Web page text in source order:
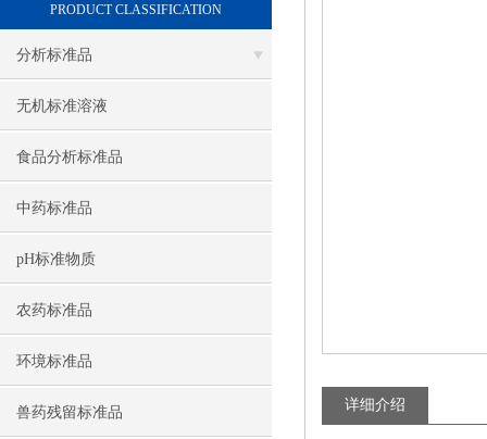
PRODUCT CLASSIFICATION
分析标准品
无机标准溶液
食品分析标准品
中药标准品
pH标准物质
农药标准品
环境标准品
兽药残留标准品 详细介绍